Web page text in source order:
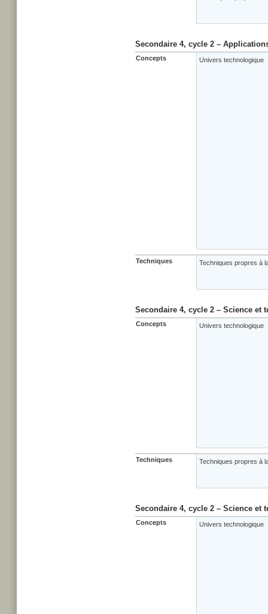
Secondaire 4, cycle 2 –
Concepts Univers technologique
Techniques Techniques propres à
Secondaire 4, cycle 2 – Science et
Concepts Univers technologique
Techniques Techniques propres à
Secondaire 4, cycle 2 – Science et
Concepts Univers technologique